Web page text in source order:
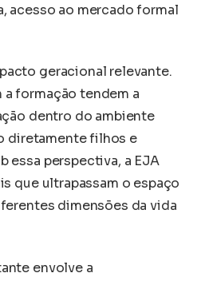
acesso ao mercado formal
geracional relevante.
formação tendem a
dentro do ambiente
diretamente filhos e
essa perspectiva, a EJA
que ultrapassam o espaço
dimensões da vida
envolve a